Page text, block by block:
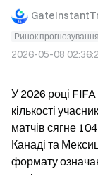
Ринок прогнозування
2026-05-08
У 2026 році
кількості
матчів сягне
Канаді та
формату